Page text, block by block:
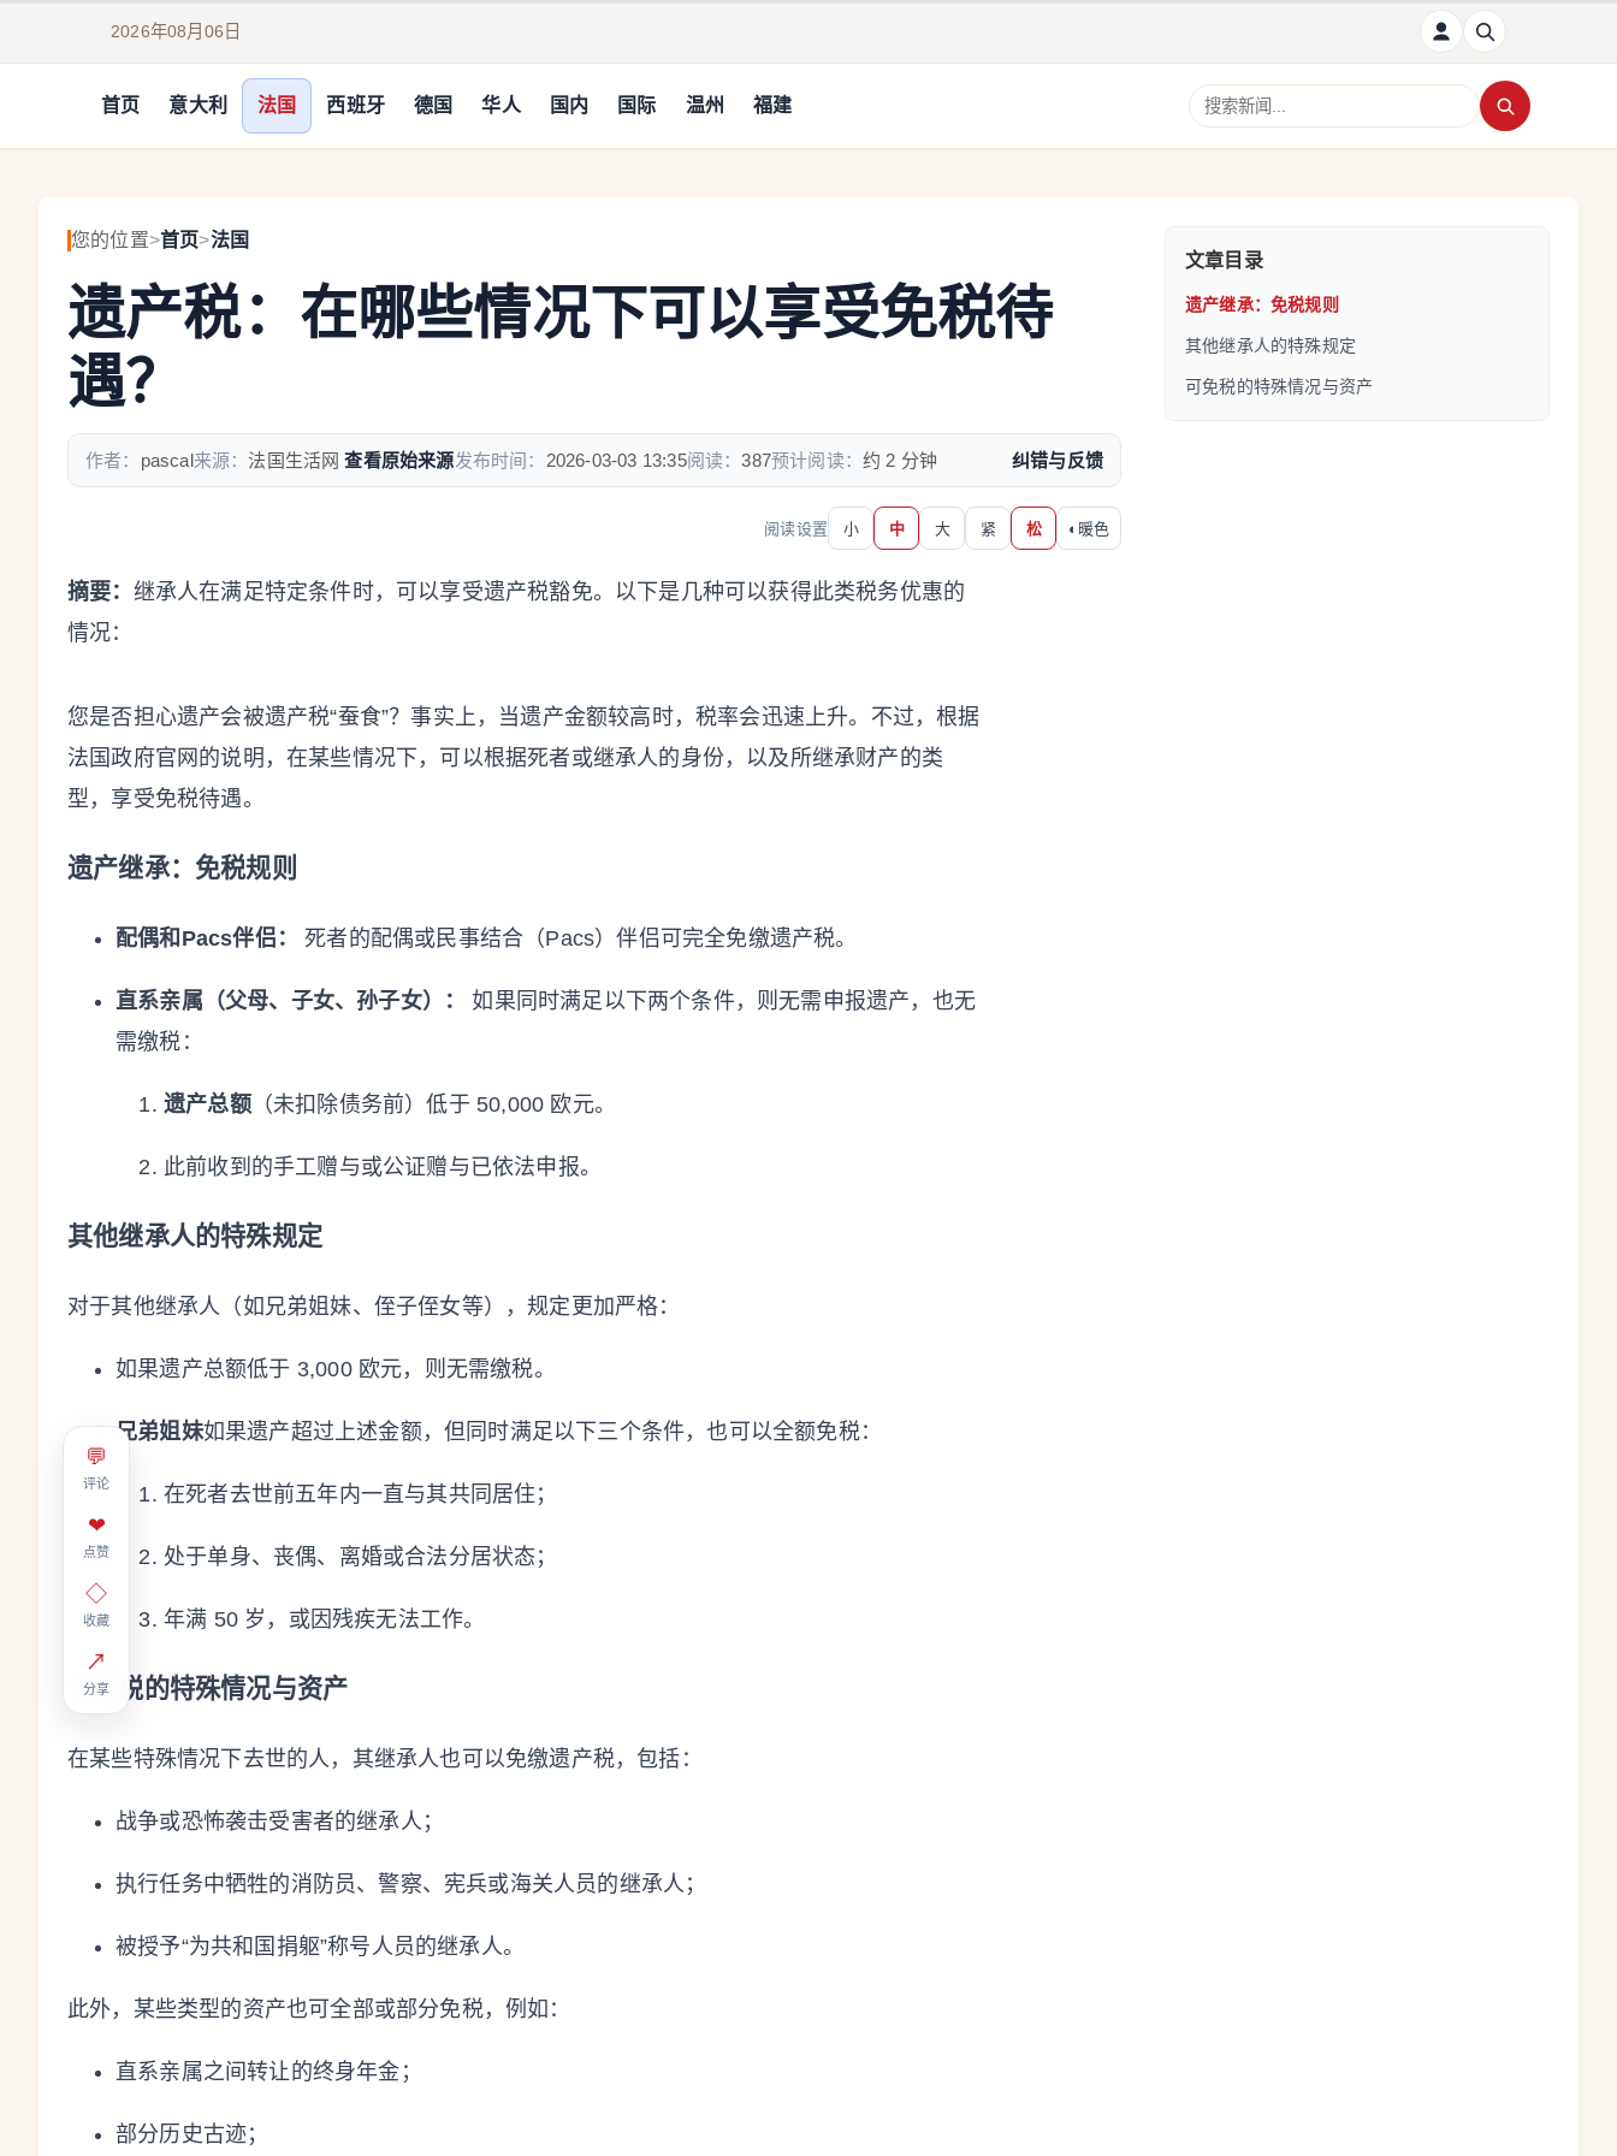
2026年08月06日
首页 意大利 法国 西班牙 德国 华人 国内 国际 温州 福建
搜索新闻
您的位置>首页>法国
遗产税：在哪些情况下可以享受免税待
遇？
作者： pascal来源：法国生活网 查看原始来源发布时间： 2026-03-03 13:35阅读：387预计阅读：约 2 分钟 纠错与反馈
阅读设置 小 中 大 紧 松 ◐ 暖色
💬
评论
❤
点赞
◇
收藏
↗
分享
摘要： 继承人在满足特定条件时，可以享受遗产税豁免。以下是几种可以获得此类税务优惠的
情况：
您是否担心遗产会被遗产税“蚕食”？事实上，当遗产金额较高时，税率会迅速上升。不过，根据
法国政府官网的说明，在某些情况下，可以根据死者或继承人的身份，以及所继承财产的类
型，享受免税待遇。
遗产继承：免税规则
配偶和Pacs伴侣： 死者的配偶或民事结合（Pacs）伴侣可完全免缴遗产税。
直系亲属（父母、子女、孙子女）：
如果同时满足以下两个条件，则无需申报遗产，也无
需缴税：
遗产总额（未扣除债务前）低于 50,000 欧元。
此前收到的手工赠与或公证赠与已依法申报。
其他继承人的特殊规定
对于其他继承人（如兄弟姐妹、侄子侄女等），规定更加严格：
如果遗产总额低于 3,000 欧元，则无需缴税。
兄弟姐妹如果遗产超过上述金额，但同时满足以下三个条件，也可以全额免税：
在死者去世前五年内一直与其共同居住；
处于单身、丧偶、离婚或合法分居状态；
年满 50 岁，或因残疾无法工作。
可免税的特殊情况与资产
在某些特殊情况下去世的人，其继承人也可以免缴遗产税，包括：
战争或恐怖袭击受害者的继承人；
执行任务中牺牲的消防员、警察、宪兵或海关人员的继承人；
被授予“为共和国捐躯”称号人员的继承人。
此外，某些类型的资产也可全部或部分免税，例如：
直系亲属之间转让的终身年金；
部分历史古迹；
文章目录
遗产继承：免税规则
其他继承人的特殊规定
可免税的特殊情况与资产